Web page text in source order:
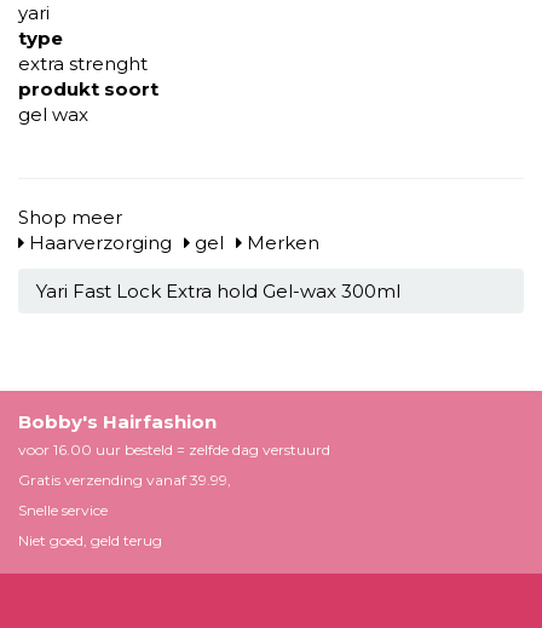
yari
type
extra strenght
produkt soort
gel wax
Shop meer
Haarverzorging
gel Merken
Yari Fast Lock Extra hold Gel-wax 300ml
Bobby's Hairfashion
voor 16.00 uur besteld = zelfde dag verstuurd
Gratis verzending vanaf 39.99,
Snelle service
Niet goed, geld terug